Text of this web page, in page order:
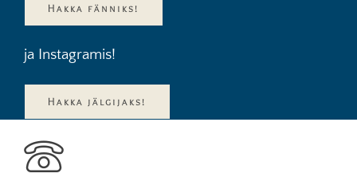
Hakka fänniks!
ja Instagramis!
Hakka jälgijaks!